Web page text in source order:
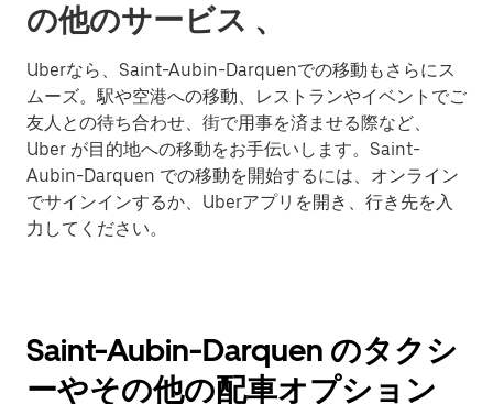
の他のサービス 、
Uberなら、Saint-Aubin-Darquenでの移動もさらにス
ムーズ。駅や空港への移動、レストランやイベントでご
友人との待ち合わせ、街で用事を済ませる際など、
Uber が目的地への移動をお手伝いします。Saint-
Aubin-Darquen での移動を開始するには、オンライン
でサインインするか、Uberアプリを開き、行き先を入
力してください。
Saint-Aubin-Darquen のタクシ
ーやその他の配車オプション